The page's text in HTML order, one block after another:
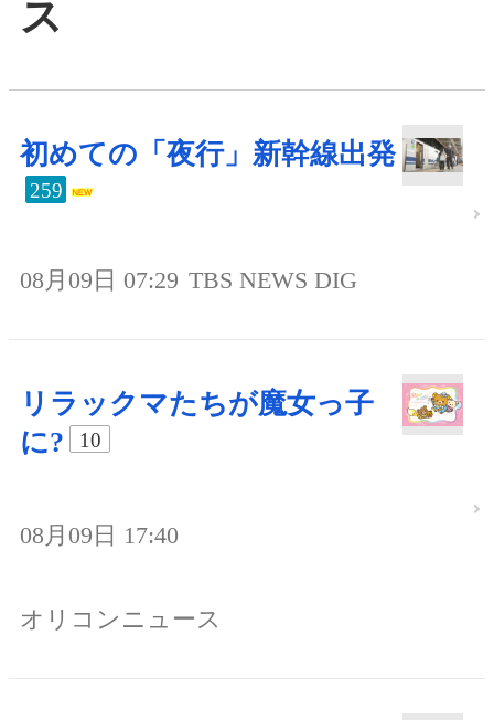
ス
初めての「夜行」新幹線出発
259
08月09日 07:29 TBS NEWS DIG
リラックマたちが魔女っ子
に?
10
08月09日 17:40
オリコンニュース